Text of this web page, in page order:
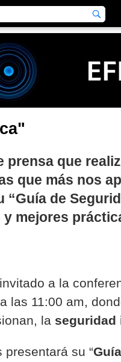
que
que más nos
de
mejores
a la
las 11:00 am,
la seguridad
presentará su “